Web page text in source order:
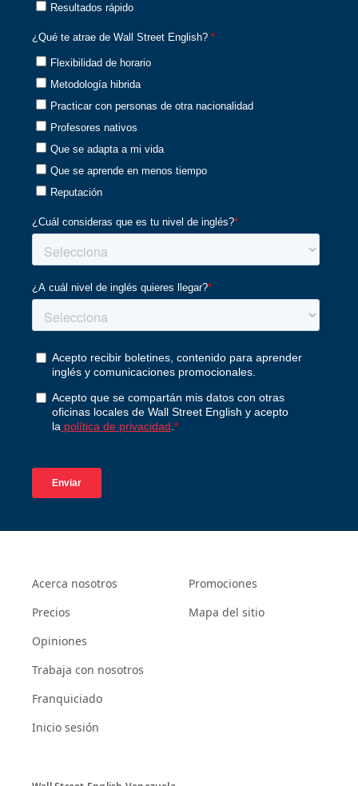
Acerca nosotros
Precios
Opiniones
Trabaja con nosotros
Franquiciado
Inicio sesión
Promociones
Mapa del sitio